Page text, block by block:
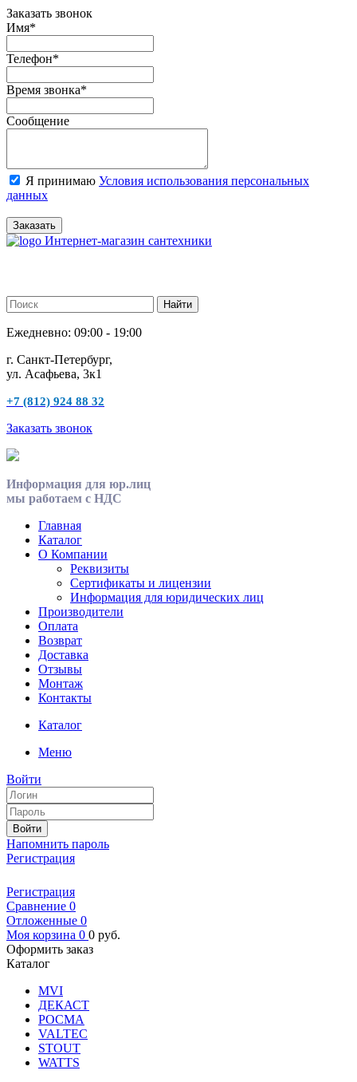
Заказать звонок
Имя*
Телефон*
Время звонка*
Сообщение
Я принимаю Условия использования персональных
данных
Заказать
Интернет-магазин сантехники
Ежедневно: 09:00 - 19:00
г. Санкт-Петербург,
ул. Асафьева, 3к1
+7 (812) 924 88 32
Заказать звонок
Информация для юр.лиц
мы работаем с НДС
Главная
Каталог
О Компании
Реквизиты
Сертификаты и лицензии
Информация для юридических лиц
Производители
Оплата
Возврат
Доставка
Отзывы
Монтаж
Контакты
Каталог
Меню
Войти
Войти
Напомнить пароль
Регистрация
Регистрация
Сравнение 0
Отложенные 0
Моя корзина 0 0 руб.
Оформить заказ
Каталог
MVI
ДЕКАСТ
РОСМА
VALTEC
STOUT
WATTS